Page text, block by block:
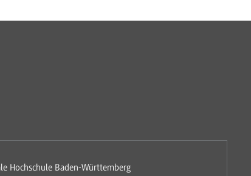
Hochschule Baden-Württemberg